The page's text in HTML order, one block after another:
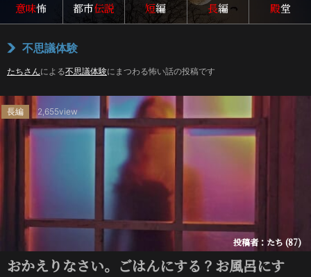
意味怖 都市伝説 短編 長編 殿堂
不思議体験
たちさんによる不思議体験にまつわる怖い話の投稿です
投稿者：たち (87)
長編 2,655view
おかえりなさい。ごはんにする？お風呂にす